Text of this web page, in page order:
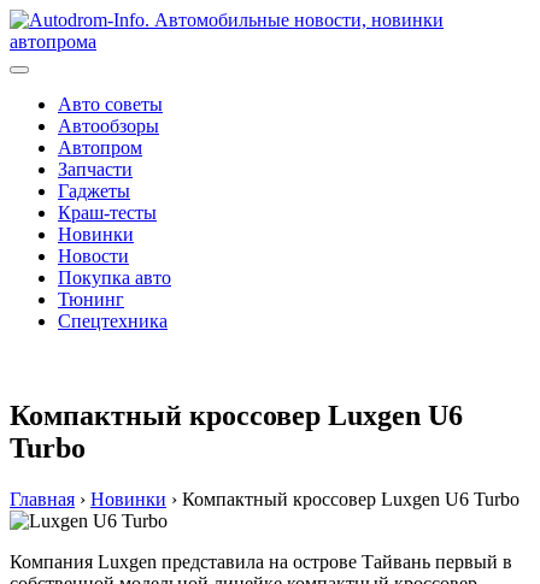
Перейти
к
содержимому
Авто советы
Автообзоры
Автопром
Запчасти
Гаджеты
Краш-тесты
Новинки
Новости
Покупка авто
Тюнинг
Спецтехника
Компактный кроссовер Luxgen U6
Turbo
Главная › Новинки › Компактный кроссовер Luxgen U6 Turbo
Компания Luxgen представила на острове Тайвань первый в